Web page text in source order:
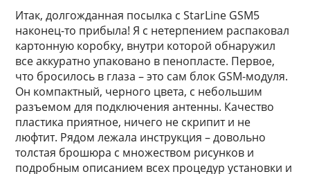
Итак, долгожданная посылка с StarLine GSM5
наконец-то прибыла! Я с нетерпением распаковал
картонную коробку, внутри которой обнаружил
все аккуратно упаковано в пенопласте. Первое,
что бросилось в глаза – это сам блок GSM-модуля.
Он компактный, черного цвета, с небольшим
разъемом для подключения антенны. Качество
пластика приятное, ничего не скрипит и не
люфтит. Рядом лежала инструкция – довольно
толстая брошюра с множеством рисунков и
подробным описанием всех процедур установки и